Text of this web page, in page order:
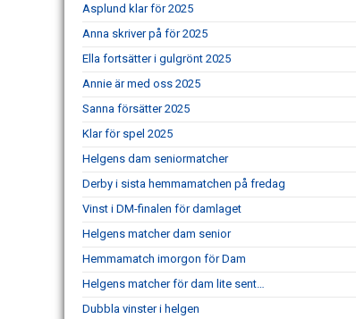
Asplund klar för 2025
Anna skriver på för 2025
Ella fortsätter i gulgrönt 2025
Annie är med oss 2025
Sanna försätter 2025
Klar för spel 2025
Helgens dam seniormatcher
Derby i sista hemmamatchen på fredag
Vinst i DM-finalen för damlaget
Helgens matcher dam senior
Hemmamatch imorgon för Dam
Helgens matcher för dam lite sent…
Dubbla vinster i helgen